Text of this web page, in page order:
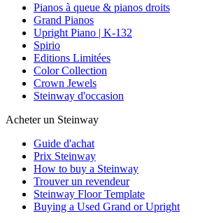
Pianos à queue & pianos droits
Grand Pianos
Upright Piano | K-132
Spirio
Editions Limitées
Color Collection
Crown Jewels
Steinway d'occasion
Acheter un Steinway
Guide d'achat
Prix Steinway
How to buy a Steinway
Trouver un revendeur
Steinway Floor Template
Buying a Used Grand or Upright